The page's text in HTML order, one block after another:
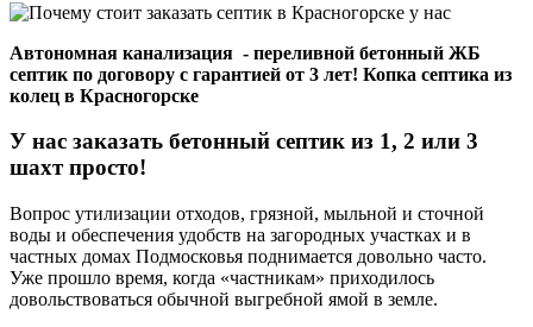
Автономная канализация - переливной бетонный ЖБ
септик по договору с гарантией от 3 лет! Копка септика из
колец в Красногорске
У нас заказать бетонный септик из 1, 2 или 3
шахт просто!
Вопрос утилизации отходов, грязной, мыльной и сточной
воды и обеспечения удобств на загородных участках и в
частных домах Подмосковья поднимается довольно часто.
Уже прошло время, когда «частникам» приходилось
довольствоваться обычной выгребной ямой в земле.